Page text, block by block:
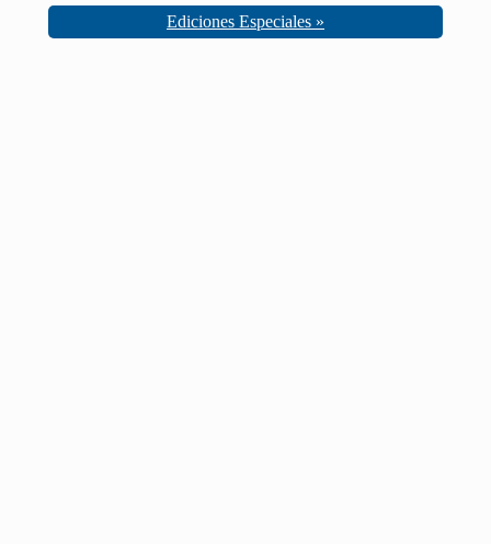
Ediciones Especiales »